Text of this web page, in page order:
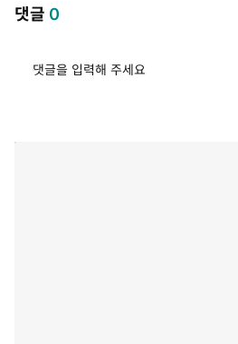
댓글 0
댓글을 입력해 주세요